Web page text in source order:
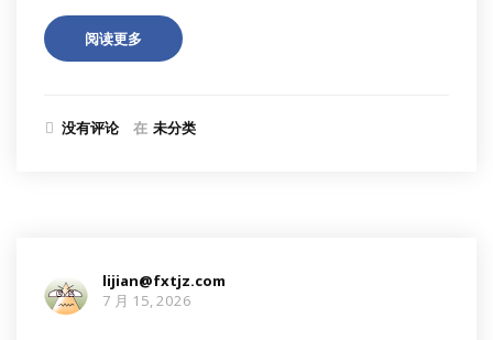
阅读更多
没有评论 在 未分类
lijian@fxtjz.com
7 月 15, 2026